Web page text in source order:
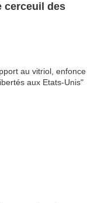
cerceuil des